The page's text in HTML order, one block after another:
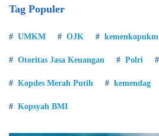
Tag Populer
UMKM OJK kemenkopukm
Otoritas Jasa Keuangan Polri
Kopdes Merah Putih kemendag
Kopsyah BMI